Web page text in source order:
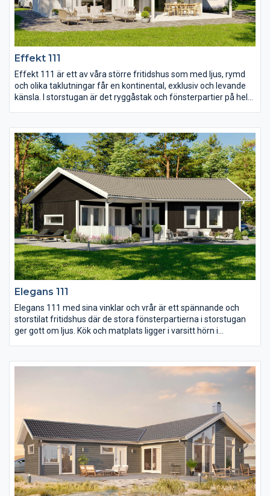
Effekt 111
Effekt 111 är ett av våra större fritidshus som med ljus, rymd
och olika taklutningar får en kontinental, exklusiv och levande
känsla. I storstugan är det ryggåstak och fönsterpartier på hela
Matplatsen har även försetts med lyftskjutdörrar och öppnar
man upp är det nästan som att sitta ute och äta. Här finns även
ett praktiskt kök med gott om arbetsytor, ett WC, tre sovrum
och dessutom två takförsedda terrasser.
Elegans 111
Elegans 111 med sina vinklar och vrår är ett spännande och
storstilat fritidshus där de stora fönsterpartierna i storstugan
ger gott om ljus. Kök och matplats ligger i varsitt hörn i
sovrummen och WC.